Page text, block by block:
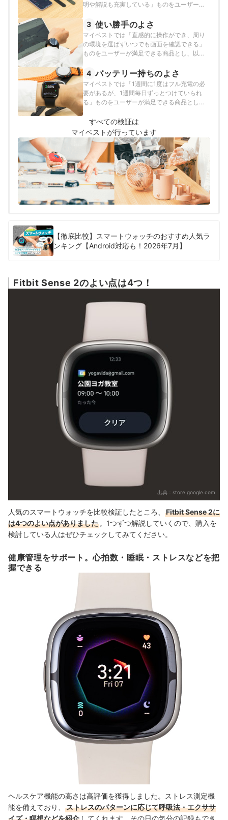
明や解説も充実している」ものをユーザーが
いました。
3 使い勝手のよさ
マイベストでは「直感的に操作ができ、周り
の環境を選ばずいつでも画面を確認できる」
ものをユーザーが満足できる商品とし、以下
4 バッテリー持ちのよさ
マイベストでは「1週間に1度はフル充電の必
要があるが、1週間毎日ずっとつけていられ
る」ものをユーザーが満足できる商品とし、
下の方法で検証を行いました。
すべての検証は
マイベストが行っています
【徹底比較】スマートウォッチのおすすめ人気ラ
ンキング【Android対応も！2026年7月】
Fitbit Sense 2のよい点は4つ！
出典： store.google.com
人気のスマートウォッチを比較検証したところ、
Fitbit Sense 2に
は4つのよい点がありました 。1つずつ解説していくので、購入を
検討している人はぜひチェックしてみてください。
健康管理をサポート。心拍数・睡眠・ストレスなどを把
握できる
ヘルスケア機能の高さは高評価を獲得しました。ストレス測定機
能を備えており、
ストレスのパターンに応じて呼吸法・エクササ